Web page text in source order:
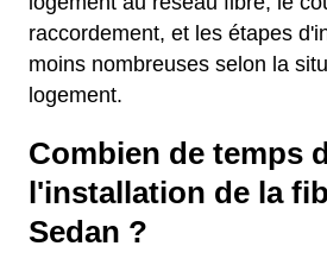
raccordement, et les étapes
moins nombreuses selon la
logement.
Combien de temps
l'installation de la
Sedan ?